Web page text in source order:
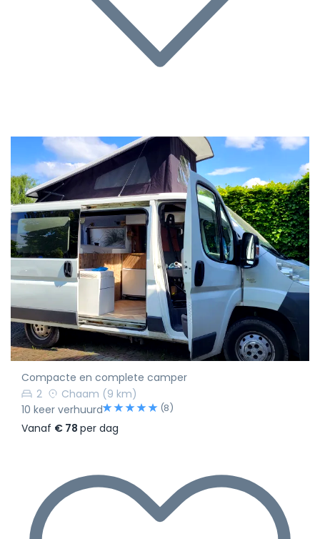
Compacte en complete camper
2
Chaam (9 km)
10 keer verhuurd
(8)
Vanaf € 78 per dag